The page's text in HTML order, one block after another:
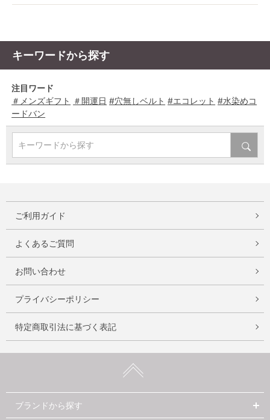
キーワードから探す
注目ワード
＃メンズギフト ＃開運日 #穴無しベルト #エコレット #水染めコ
ードバン
キーワードから探す
ご利用ガイド
よくあるご質問
お問い合わせ
プライバシーポリシー
特定商取引法に基づく表記
ブランドから探す